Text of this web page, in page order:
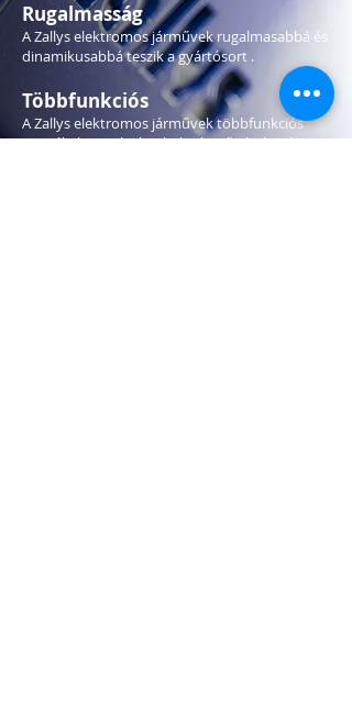
Rugalmasság
A Zallys elektromos járművek rugalmasabbá és
dinamikusabbá teszik a gyártósort .
Többfunkciós
A Zallys elektromos járművek többfunkciós
termékek, amelyeket különböző részlegeken